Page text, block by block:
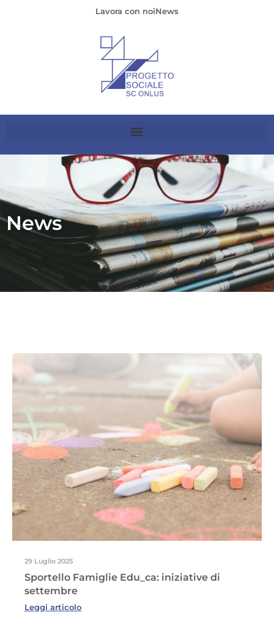
Lavora con noiNews
News
29 Luglio 2025
Sportello Famiglie Edu_ca: iniziative di
settembre
Leggi articolo